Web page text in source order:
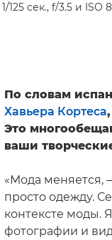
сек., f/3.5 и ISO
По словам
Хавьера Кортеса
Это
ваши
«Мода меняется,
просто одежду.
контексте моды.
фотографии и